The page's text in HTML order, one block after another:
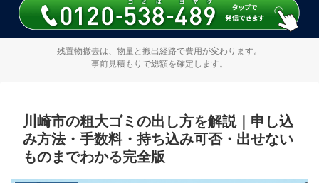
残置物撤去は、物量と搬出経路で費用が変わります。
事前見積もりで総額を確定します。
川崎市の粗大ゴミの出し方を解説｜申し込
み方法・手数料・持ち込み可否・出せない
ものまでわかる完全版